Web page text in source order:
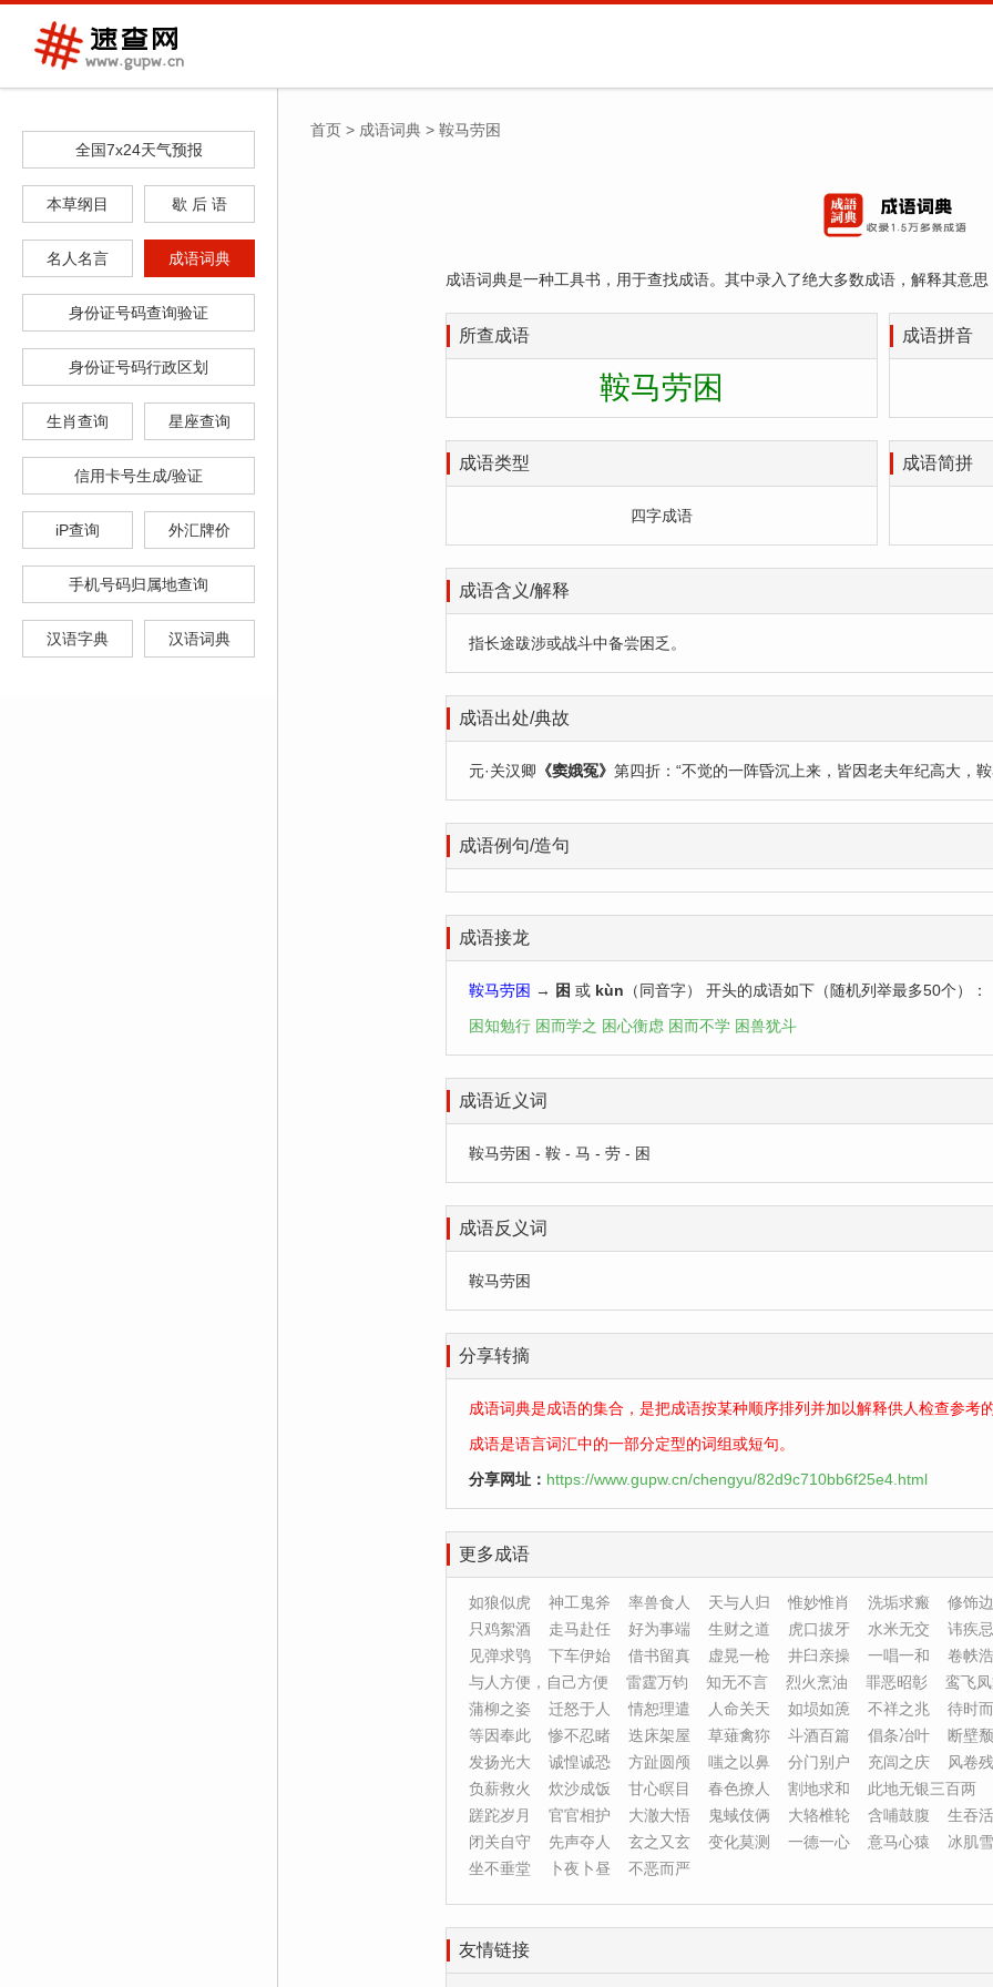
全国7x24天气预报
本草纲目 歇 后 语
名人名言 成语词典
身份证号码查询验证
身份证号码行政区划
生肖查询 星座查询
信用卡号生成/验证
iP查询 外汇牌价
手机号码归属地查询
汉语字典 汉语词典
首页 > 成语词典 > 鞍马劳困
成语词典是一种工具书，用于查找成语。其中录入了绝大多数成语，解释其意思
所查成语
鞍马劳困
成语拼音
成语类型
四字成语
成语简拼
成语含义/解释
指长途跋涉或战斗中备尝困乏。
成语出处/典故
元·关汉卿 《窦娥冤》 第四折：“不觉的一阵昏沉上来，皆因老夫年纪高大，
成语例句/造句
成语接龙
鞍马劳困 → 困 或 kùn （同音字） 开头的成语如下（随机列举最多50个）：
困知勉行 困而学之 困心衡虑 困而不学 困兽犹斗
成语近义词
鞍马劳困 - 鞍 - 马 - 劳 - 困
成语反义词
鞍马劳困
分享转摘
成语词典是成语的集合，是把成语按某种顺序排列并加以解释供人检查参考的
成语是语言词汇中的一部分定型的词组或短句。
分享网址： https://www.gupw.cn/chengyu/82d9c710bb6f25e4.html
更多成语
如狼似虎 神工鬼斧 率兽食人 天与人归 惟妙惟肖 洗垢求瘢 修饰
只鸡絮酒
走马赴任 好为事端 生财之道 虎口拔牙 水米无交 讳疾
见弹求鸮
下车伊始 借书留真 虚晃一枪 井臼亲操 一唱一和 卷帙
与人方便，自己方便
雷霆万钧 知无不言 烈火烹油 罪恶昭彰 鸾飞
蒲柳之姿
迁怒于人 情恕理遣 人命关天 如埙如箎 不祥之兆 待时
等因奉此
惨不忍睹 迭床架屋 草薙禽狝 斗酒百篇 倡条冶叶 断壁
发扬光大
诚惶诚恐 方趾圆颅 嗤之以鼻 分门别户 充闾之庆 风卷
负薪救火
炊沙成饭 甘心瞑目 春色撩人 割地求和 此地无银三百两
蹉跎岁月
官官相护 大澈大悟 鬼蜮伎俩 大辂椎轮 含哺鼓腹 生吞
闭关自守
先声夺人 玄之又玄 变化莫测 一德一心 意马心猿 冰肌
坐不垂堂
卜夜卜昼 不恶而严
友情链接